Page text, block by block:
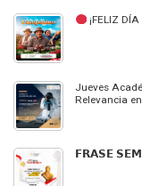
¡FELIZ
Jueves
Relevancia
𝗙𝗥𝗔𝗦𝗘